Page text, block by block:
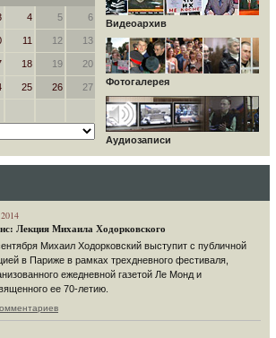
4 5 6
11 12 13
18 19 20
25 26 27
Видеоархив
Фотогалерея
Аудиозаписи
Лекция Михаила Ходорковского
Михаил Ходорковский выступит с публичной
в Париже в рамках трехдневного фестиваля,
ежедневной газетой Ле Монд и
ее 70-летию.